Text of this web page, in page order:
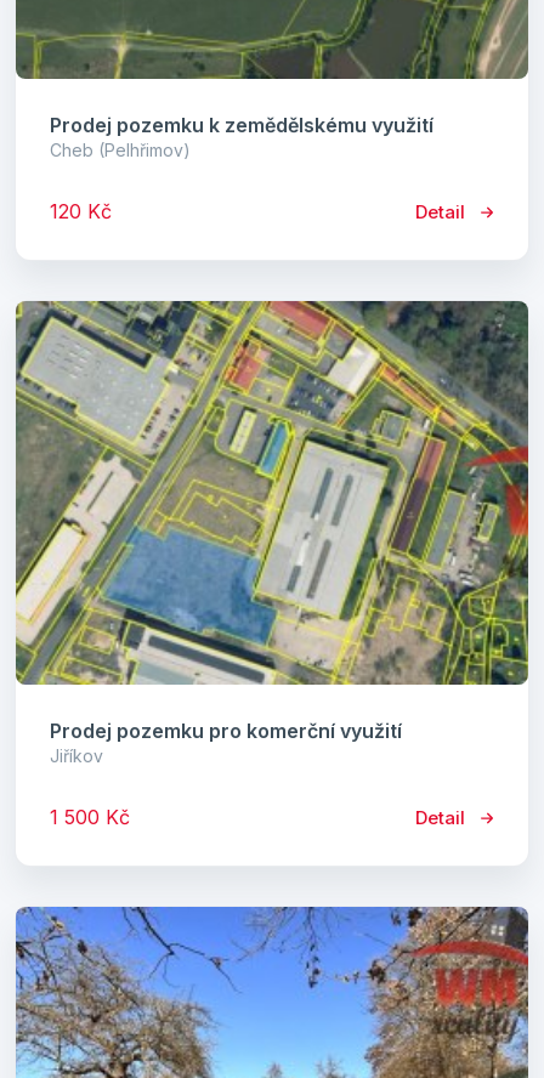
Prodej pozemku k zemědělskému využití
Cheb (Pelhřimov)
120 Kč Detail
Prodej pozemku pro komerční využití
Jiříkov
1 500 Kč Detail